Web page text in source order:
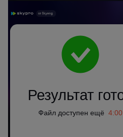
Skyeng Chat